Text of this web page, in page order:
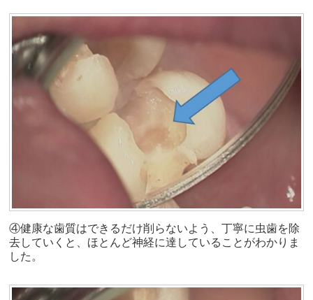
④健康な歯質はできるだけ削らないよう、丁寧に虫歯を除
去していくと、ほとんど神経に達していることがわかりま
した。